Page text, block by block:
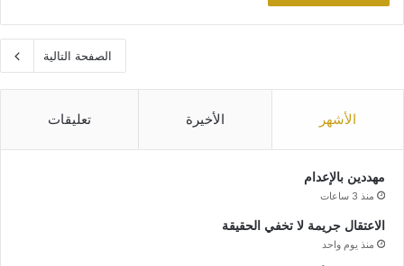
الصفحة التالية
الأشهر الأخيرة تعليقات
مهددين بالإعدام
منذ 3 ساعات
الاعتقال جريمة لا تخفي الحقيقة
منذ يوم واحد